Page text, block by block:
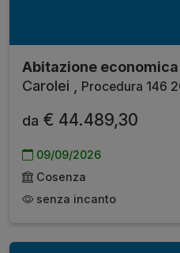
Abitazione economica
Carolei ,
Procedura 146
da € 44.489,30
09/09/2026
Cosenza
senza incanto